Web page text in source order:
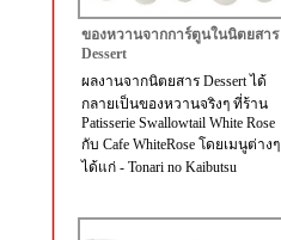
ของหวานจากการ์ตูนในนิตยสาร
Dessert
ผลงานจากนิตยสาร Dessert ได้
กลายเป็นของหวานจริงๆ ที่ร้าน
Patisserie Swallowtail White Rose
กับ Cafe WhiteRose โดยเมนูต่างๆ
ได้แก่ - Tonari no Kaibutsu